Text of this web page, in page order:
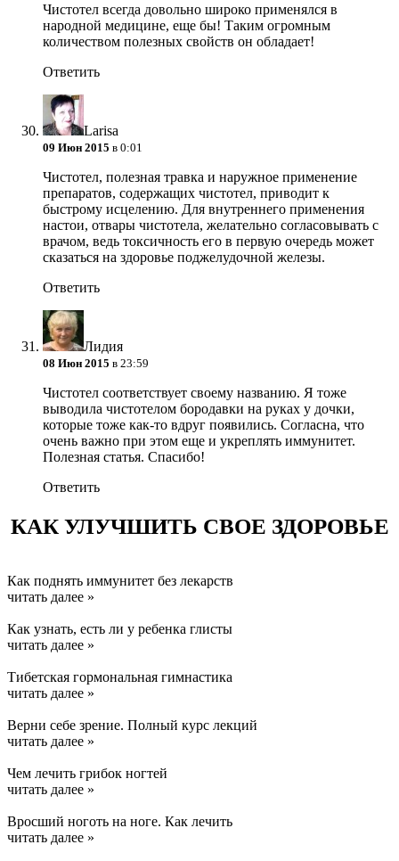
Чистотел всегда довольно широко применялся в
народной медицине, еще бы! Таким огромным
количеством полезных свойств он обладает!
Ответить
Larisa
09 Июн 2015 в 0:01
Чистотел, полезная травка и наружное применение
препаратов, содержащих чистотел, приводит к
быстрому исцелению. Для внутреннего применения
настои, отвары чистотела, желательно согласовывать с
врачом, ведь токсичность его в первую очередь может
сказаться на здоровье поджелудочной железы.
Ответить
Лидия
08 Июн 2015 в 23:59
Чистотел соответствует своему названию. Я тоже
выводила чистотелом бородавки на руках у дочки,
которые тоже как-то вдруг появились. Согласна, что
очень важно при этом еще и укреплять иммунитет.
Полезная статья. Спасибо!
Ответить
КАК УЛУЧШИТЬ СВОЕ ЗДОРОВЬЕ
Как поднять иммунитет без лекарств
читать далее »
Как узнать, есть ли у ребенка глисты
читать далее »
Тибетская гормональная гимнастика
читать далее »
Верни себе зрение. Полный курс лекций
читать далее »
Чем лечить грибок ногтей
читать далее »
Вросший ноготь на ноге. Как лечить
читать далее »